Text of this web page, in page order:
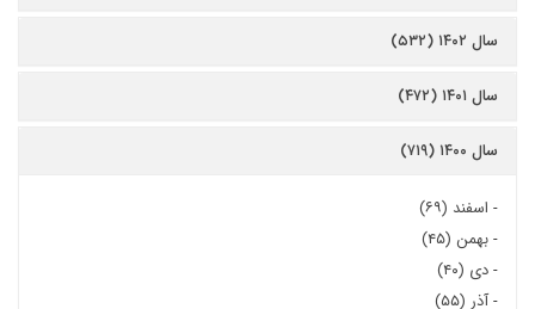
سال ۱۴۰۲ (۵۳۲)
سال ۱۴۰۱ (۴۷۲)
سال ۱۴۰۰ (۷۱۹)
- اسفند (۶۹)
-بهمن (۴۵)
-دی (۴۰)
-آذر (۵۵)